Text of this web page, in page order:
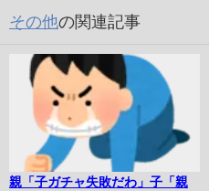
その他の関連記事
親「子ガチャ失敗だわ」子「親